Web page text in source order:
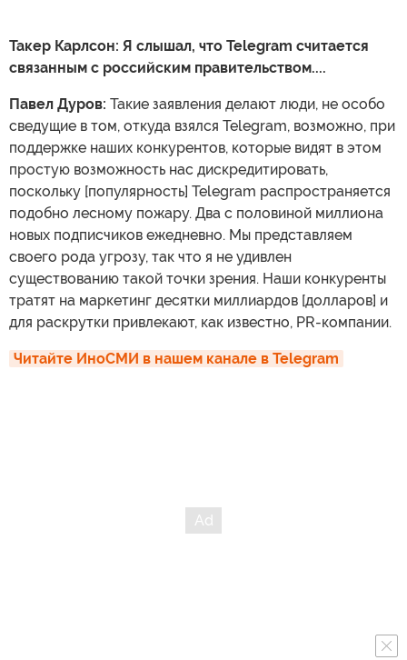
Такер Карлсон: Я слышал, что Telegram считается
связанным с российским правительством....
Павел Дуров: Такие заявления делают люди, не особо
сведущие в том, откуда взялся Telegram, возможно, при
поддержке наших конкурентов, которые видят в этом
простую возможность нас дискредитировать,
поскольку [популярность] Telegram распространяется
подобно лесному пожару. Два с половиной миллиона
новых подписчиков ежедневно. Мы представляем
своего рода угрозу, так что я не удивлен
существованию такой точки зрения. Наши конкуренты
тратят на маркетинг десятки миллиардов [долларов] и
для раскрутки привлекают, как известно, PR-компании.
Читайте ИноСМИ в нашем канале в Telegram